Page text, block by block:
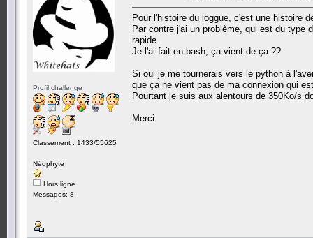
Profil challenge
Classement : 1433/55625
Néophyte
Hors ligne
Messages: 8
Pour l'histoire du loggue, c'est une histoire
Par contre j'ai un problème, qui est du type
rapide.
Je l'ai fait en bash, ça vient de ça ??
Si oui je me tournerais vers le python à
que ça ne vient pas de ma connexion qui
Pourtant je suis aux alentours de 350Ko/s
Merci